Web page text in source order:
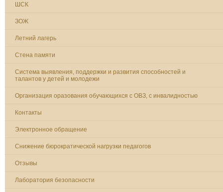
ШСК
ЗОЖ
Летний лагерь
Стена памяти
Система выявления, поддержки и развития способностей и
талантов у детей и молодежи
Организация оразования обучающихся с ОВЗ, с инвалидностью
Контакты
Электронное обращение
Снижение бюрократической нагрузки педагогов
Отзывы
Лаборатория безопасности